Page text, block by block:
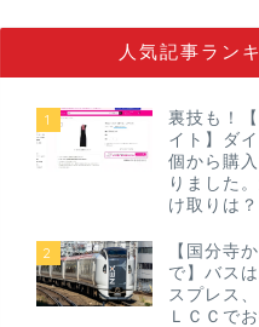
人気記事ラン
1
裏技も！
イト】ダ
個から購
りました
け取りは？
2
【国分寺
で】バス
スプレス
ＬＣＣで